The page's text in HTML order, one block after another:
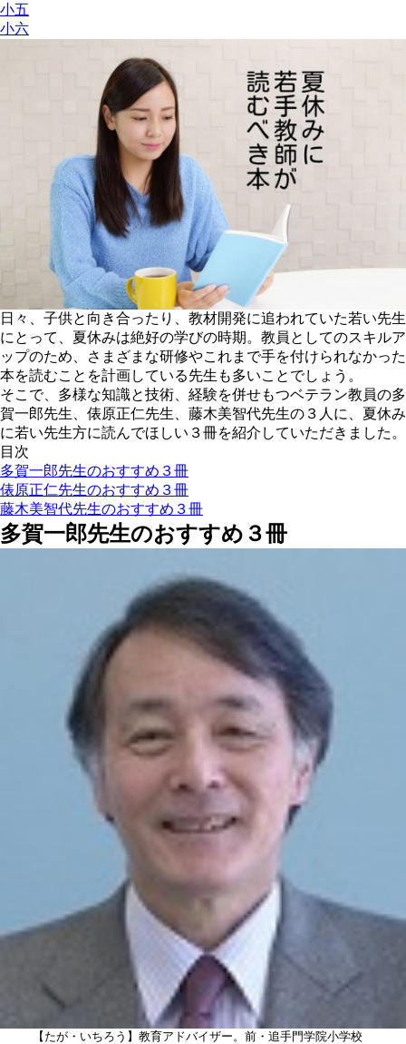
小五
小六
日々、子供と向き合ったり、教材開発に追われていた若い先生
にとって、夏休みは絶好の学びの時期。教員としてのスキルア
ップのため、さまざまな研修やこれまで手を付けられなかった
本を読むことを計画している先生も多いことでしょう。
そこで、多様な知識と技術、経験を併せもつベテラン教員の多
賀一郎先生、俵原正仁先生、藤木美智代先生の３人に、夏休み
に若い先生方に読んでほしい３冊を紹介していただきました。
目次
多賀一郎先生のおすすめ３冊
俵原正仁先生のおすすめ３冊
藤木美智代先生のおすすめ３冊
多賀一郎先生のおすすめ３冊
【たが・いちろう】教育アドバイザー。前・追手門学院小学校